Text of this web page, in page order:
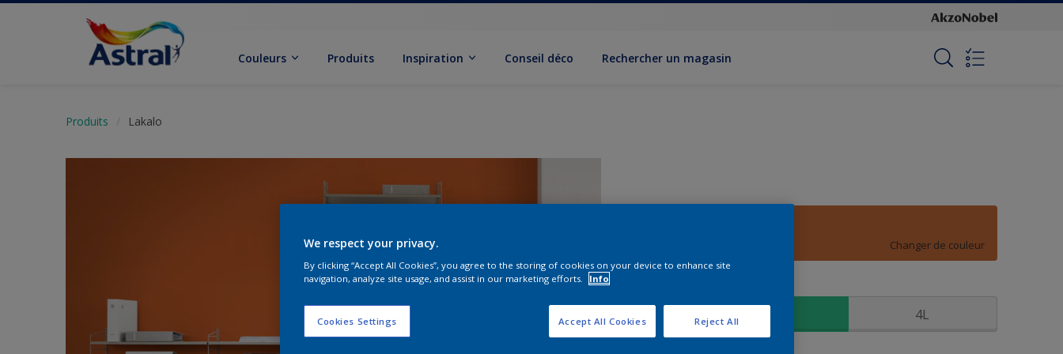
Couleurs Produits Inspiration Conseil déco Rechercher un magasin
Produits Lakalo
Changer de couleur
4L
We respect your privacy.
By clicking “Accept All Cookies”, you agree to the storing of cookies on your device to enhance site
navigation, analyze site usage, and assist in our marketing efforts.
Info
Cookies Settings Reject All
Accept All Cookies